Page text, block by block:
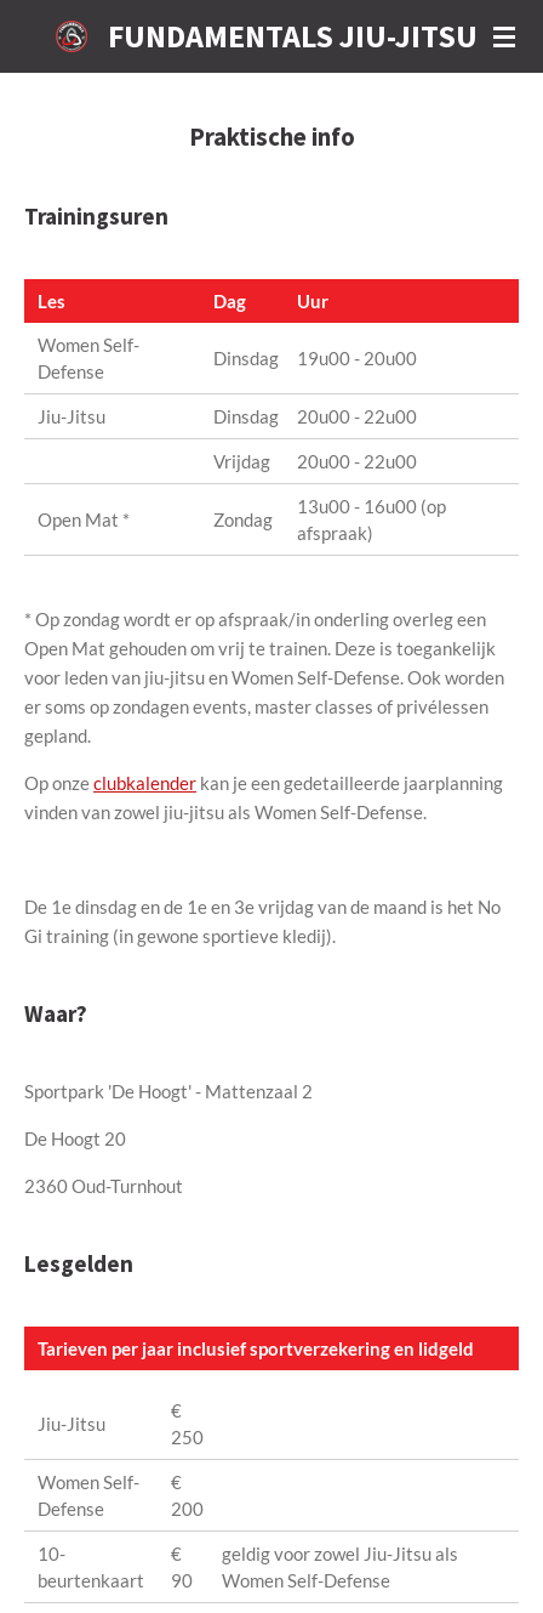
FUNDAMENTALS JIU-JITSU
Praktische info
Trainingsuren
Les Dag
Uur
Women Self-
Defense
Dinsdag 19u00 - 20u00
Jiu-Jitsu Dinsdag 20u00 - 22u00
Vrijdag 20u00 - 22u00
Open Mat * Zondag
13u00 - 16u00 (op
afspraak)
* Op zondag wordt er op afspraak/in onderling overleg een
Open Mat gehouden om vrij te trainen. Deze is toegankelijk
voor leden van jiu-jitsu en Women Self-Defense. Ook worden
er soms op zondagen events, master classes of privélessen
gepland.
Op onzeclubkalender kan je een gedetailleerde jaarplanning
vinden van zowel jiu-jitsu als Women Self-Defense.
De 1e dinsdag en de 1e en 3e vrijdag van de maand is het No
Gi training (in gewone sportieve kledij).
Waar?
Sportpark 'De Hoogt' - Mattenzaal 2
De Hoogt 20
2360 Oud-Turnhout
Lesgelden
Tarieven per jaar inclusief sportverzekering en lidgeld
Jiu-Jitsu
€
250
Women Self-
Defense
€
200
10-
beurtenkaart
€
90
geldig voor zowel Jiu-Jitsu als
Women Self-Defense